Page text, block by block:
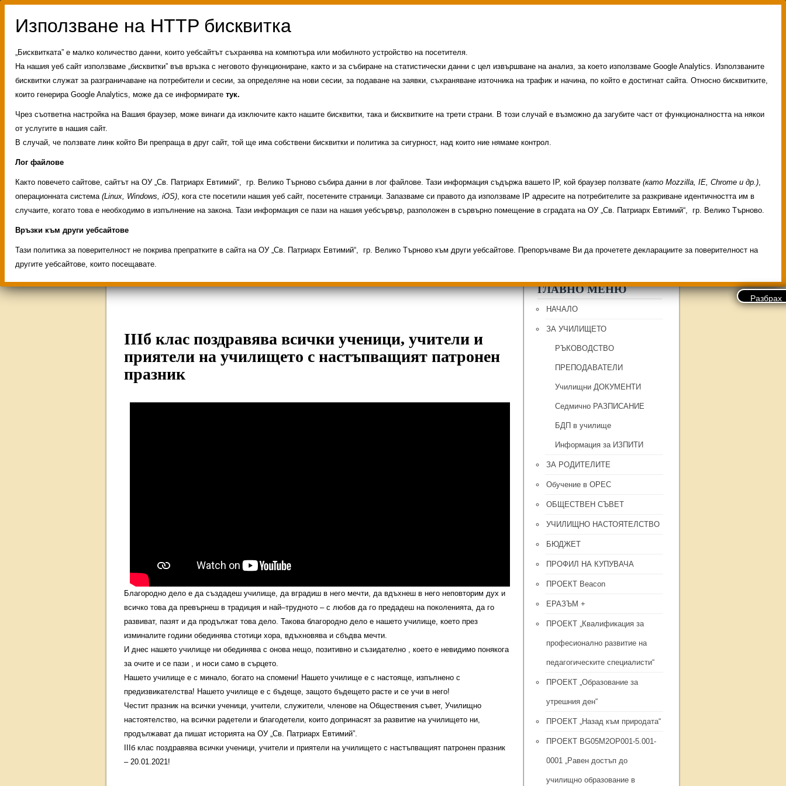
Административни услуги История на училището Контакти
Прием
Свободни места за ученици
IIIб клас поздравява всички ученици, учители и
приятели на училището с настъпващият патронен
празник
Благородно дело е да създадеш училище, да вградиш в него мечти, да вдъхнеш в него неповторим дух и
всичко това да превърнеш в традиция и най–трудното – с любов да го предадеш на поколенията, да го
развиват, пазят и да продължат това дело. Такова благородно дело е нашето училище, което през
изминалите години обединява стотици хора, вдъхновява и сбъдва мечти.
И днес нашето училище ни обединява с онова нещо, позитивно и съзидателно , което е невидимо понякога
за очите и се пази , и носи само в сърцето.
Нашето училище е с минало, богато на спомени! Нашето училище е с настояще, изпълнено с
предизвикателства! Нашето училище е с бъдеще, защото бъдещето расте и се учи в него!
Честит празник на всички ученици, учители, служители, членове на Обществения съвет, Училищно
настоятелство, на всички радетели и благодетели, които допринасят за развитие на училището ни,
продължават да пишат историята на ОУ „Св. Патриарх Евтимий”.
IIIб клас поздравява всички ученици, учители и приятели на училището с настъпващият патронен празник
– 20.01.2021!
ГЛАВНО МЕНЮ
НАЧАЛО
ЗА УЧИЛИЩЕТО
РЪКОВОДСТВО
ПРЕПОДАВАТЕЛИ
Училищни ДОКУМЕНТИ
Седмично РАЗПИСАНИЕ
БДП в училище
Информация за ИЗПИТИ
ЗА РОДИТЕЛИТЕ
Обучение в ОРЕС
ОБЩЕСТВЕН СЪВЕТ
УЧИЛИЩНО НАСТОЯТЕЛСТВО
БЮДЖЕТ
ПРОФИЛ НА КУПУВАЧА
ПРОЕКТ Beacon
ЕРАЗЪМ +
ПРОЕКТ „Квалификация за
професионално развитие на
педагогическите специалисти“
ПРОЕКТ „Образование за
утрешния ден“
ПРОЕКТ „Назад към природата“
ПРОЕКТ BG05M2OP001-5.001-
0001 „Равен достъп до
училищно образование в
„Бисквитката” е малко количество данни, които уебсайтът съхранява на компютъра или мобилното устройство на посетителя.
На нашия уеб сайт използваме „бисквитки” във връзка с неговото функциониране, както и за събиране на статистически данни с цел извършване на анализ, за което използваме Google Analytics. Използваните
бисквитки служат за разграничаване на потребители и сесии, за определяне на нови сесии, за подаване на заявки, съхраняване източника на трафик и начина, по който е достигнат сайта. Относно бисквитките,
които генерира Google Analytics, може да се информирате тук.
Чрез съответна настройка на Вашия браузер, може винаги да изключите както нашите бисквитки, така и бисквитките на трети страни. В този случай е възможно да загубите част от функционалността на някои
от услугите в нашия сайт.
В случай, че ползвате линк който Ви препраща в друг сайт, той ще има собствени бисквитки и политика за сигурност, над които ние нямаме контрол.
Лог файлове
Както повечето сайтове, сайтът на ОУ „Св. Патриарх Евтимий“, гр. Велико Търново събира данни в лог файлове. Тази информация съдържа вашето IP, кой браузер ползвате (като Mozzilla, IE, Chrome и др.),
операционната система (Linux, Windows, iOS), кога сте посетили нашия уеб сайт, посетените страници. Запазваме си правото да използваме IP адресите на потребителите за разкриване идентичността им в
случаите, когато това е необходимо в изпълнение на закона. Тази информация се пази на нашия уебсървър, разположен в сървърно помещение в сградата на ОУ „Св. Патриарх Евтимий“, гр. Велико Търново.
Връзки към други уебсайтове
Тази политика за поверителност не покрива препратките в сайта на ОУ „Св. Патриарх Евтимий“, гр. Велико Търново към други уебсайтове. Препоръчваме Ви да прочетете декларациите за поверителност на
другите уебсайтове, които посещавате.